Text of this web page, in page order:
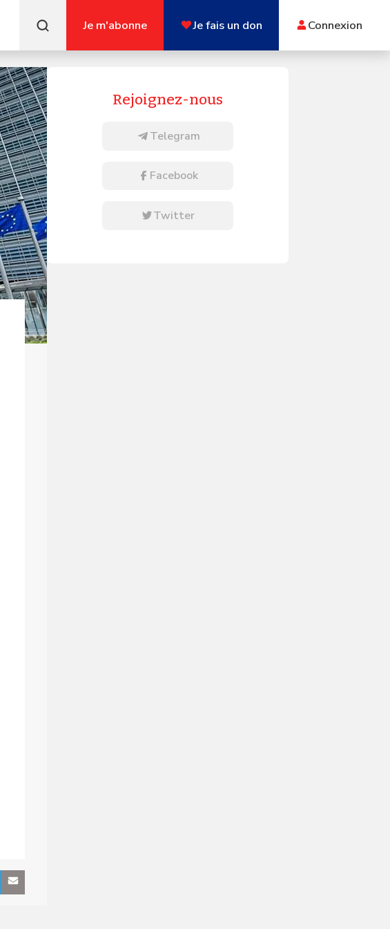
Je m'abonne Je fais un don Connexion
Rejoignez-nous
Telegram
Facebook
Twitter